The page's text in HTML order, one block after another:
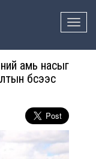
Toggle
амь насыг
бүсээс